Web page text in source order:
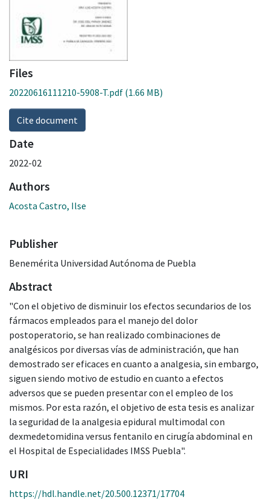
Files
20220616111210-5908-T.pdf (1.66 MB)
Cite document
Date
2022-02
Authors
Acosta Castro, Ilse
Publisher
Benemérita Universidad Autónoma de Puebla
Abstract
"Con el objetivo de disminuir los efectos secundarios de los
fármacos empleados para el manejo del dolor
postoperatorio, se han realizado combinaciones de
analgésicos por diversas vías de administración, que han
demostrado ser eficaces en cuanto a analgesia, sin embargo,
siguen siendo motivo de estudio en cuanto a efectos
adversos que se pueden presentar con el empleo de los
mismos. Por esta razón, el objetivo de esta tesis es analizar
la seguridad de la analgesia epidural multimodal con
dexmedetomidina versus fentanilo en cirugía abdominal en
el Hospital de Especialidades IMSS Puebla".
URI
https://hdl.handle.net/20.500.12371/17704